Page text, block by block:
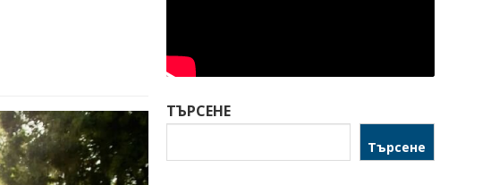
ТЪРСЕНЕ
Търсене